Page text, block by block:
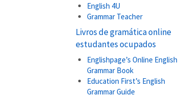
English 4U
Grammar Teacher
Livros de gramática online
estudantes ocupados
Englishpage’s Online English
Grammar Book
Education First’s English
Grammar Guide